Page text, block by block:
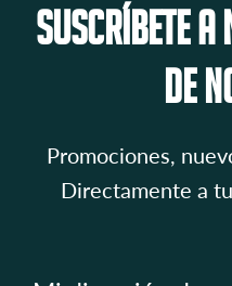
Suscríbete
de
Promociones,
Directamente a